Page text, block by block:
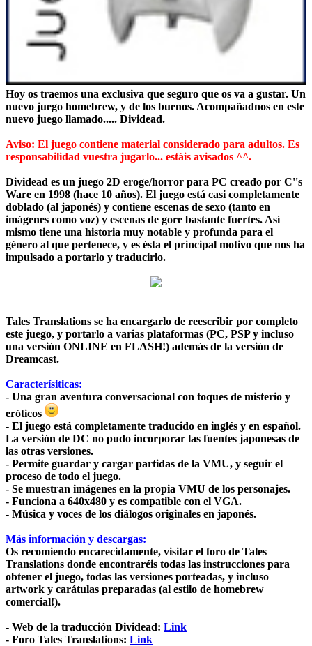
Hoy os traemos una exclusiva que seguro que os va a gustar. Un
nuevo juego homebrew, y de los buenos. Acompañadnos en este
nuevo juego llamado..... Dividead.
Aviso: El juego contiene material considerado para adultos. Es
responsabilidad vuestra jugarlo... estáis avisados ^^.
Dividead es un juego 2D eroge/horror para PC creado por C''s
Ware en 1998 (hace 10 años). El juego está casi completamente
doblado (al japonés) y contiene escenas de sexo (tanto en
imágenes como voz) y escenas de gore bastante fuertes. Así
mismo tiene una historia muy notable y profunda para el
género al que pertenece, y es ésta el principal motivo que nos ha
impulsado a portarlo y traducirlo.
Tales Translations se ha encargarlo de reescribir por completo
este juego, y portarlo a varias plataformas (PC, PSP y incluso
una versión ONLINE en FLASH!) además de la versión de
Dreamcast.
Caracterísiticas:
- Una gran aventura conversacional con toques de misterio y
eróticos
- El juego está completamente traducido en inglés y en español.
La versión de DC no pudo incorporar las fuentes japonesas de
las otras versiones.
- Permite guardar y cargar partidas de la VMU, y seguir el
proceso de todo el juego.
- Se muestran imágenes en la propia VMU de los personajes.
- Funciona a 640x480 y es compatible con el VGA.
- Música y voces de los diálogos originales en japonés.
Más información y descargas:
Os recomiendo encarecidamente, visitar el foro de Tales
Translations donde encontraréis todas las instrucciones para
obtener el juego, todas las versiones porteadas, y incluso
artwork y carátulas preparadas (al estilo de homebrew
comercial!).
- Web de la traducción Dividead: Link
- Foro Tales Translations: Link